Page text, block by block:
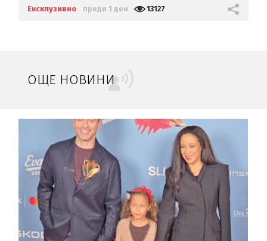
Ексклузивно преди 1 ден 13127
ОЩЕ НОВИНИ